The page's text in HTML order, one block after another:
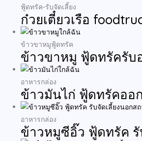
ฟู้ดทรัค-รับจัดเลี้ยง
ก๋วยเตี๋ยวเรือ
ข้าวขาหมูฟู้ดทรัค
ข้าวขาหมู ฟู้ดทรัครับ
อาหารกล่อง
ข้าวมันไก่ ฟู้ดทรัคออ
อาหารกล่อง
ข้าวหมูซีอิ๊ว ฟู้ดทรัค รั